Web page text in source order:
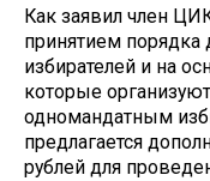
Как заявил член
принятием порядка
избирателей и на
которые
одномандатным
предлагается
рублей для